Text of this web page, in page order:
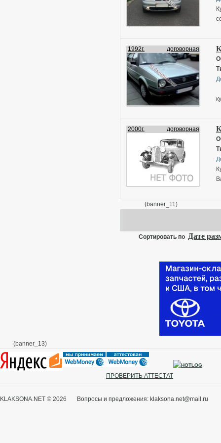
1992г. договорная
2000г. договорная
(banner_11)
Сортировать по Дате
(banner_13)
ПРОВЕРИТЬ АТТЕСТАТ
KLAKSONA.NET © 2026 Вопросы и предложения: klaksona.net@mail.ru